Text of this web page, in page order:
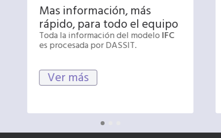
Mas información, más
rápido, para todo el equipo
Toda la información del modeloIFC
es procesada por DASSIT.
Ver más